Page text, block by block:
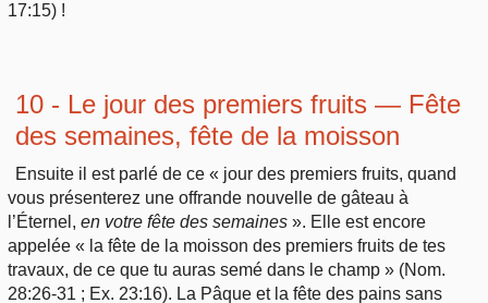
17:15) !
10 - Le jour des premiers fruits — Fête
des semaines, fête de la moisson
Ensuite il est parlé de ce « jour des premiers fruits, quand
vous présenterez une offrande nouvelle de gâteau à
l’Éternel, en votre fête des semaines ». Elle est encore
appelée « la fête de la moisson des premiers fruits de tes
travaux, de ce que tu auras semé dans le champ » (Nom.
28:26-31 ; Ex. 23:16). La Pâque et la fête des pains sans